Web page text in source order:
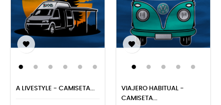

A LIVESTYLE - CAMISETA...

VIAJERO HABITUAL -
CAMISETA...